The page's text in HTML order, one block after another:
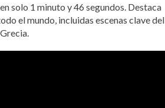
solo 1 minuto y 46 segundos. Destaca
el mundo, incluidas escenas clave del